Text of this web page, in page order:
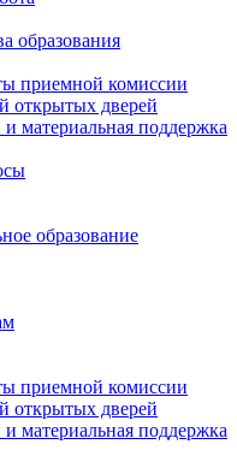
образования
приемной комиссии
открытых дверей
материальная поддержка
образование
приемной комиссии
открытых дверей
материальная поддержка